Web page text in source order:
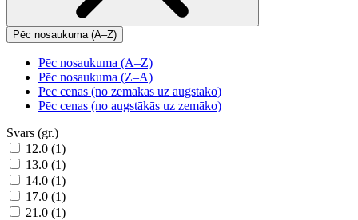
Pēc nosaukuma (A–Z)
Pēc nosaukuma (A–Z)
Pēc nosaukuma (Z–A)
Pēc cenas (no zemākās uz augstāko)
Pēc cenas (no augstākās uz zemāko)
Svars (gr.)
12.0 (1)
13.0 (1)
14.0 (1)
17.0 (1)
21.0 (1)